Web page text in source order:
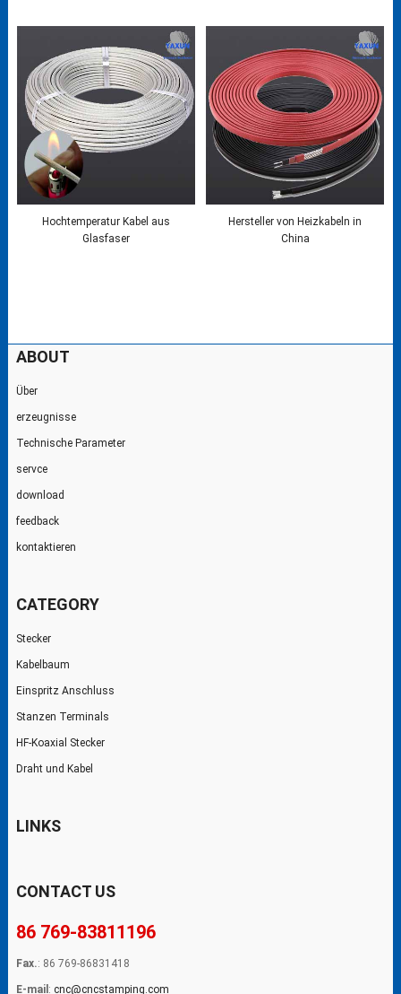
Hochtemperatur Kabel aus
Glasfaser
Hersteller von Heizkabeln in
China
ABOUT
Über
erzeugnisse
Technische Parameter
servce
download
feedback
kontaktieren
CATEGORY
Stecker
Kabelbaum
Einspritz Anschluss
Stanzen Terminals
HF-Koaxial Stecker
Draht und Kabel
LINKS
CONTACT US
86 769-83811196
Fax.: 86 769-86831418
E-mail : cnc@cncstamping.com